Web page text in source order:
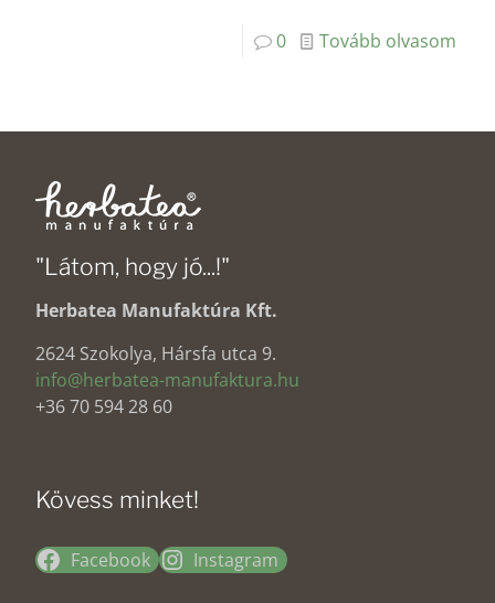
0 Tovább olvasom
"Látom, hogy jó...!"
Herbatea Manufaktúra Kft.
2624 Szokolya, Hársfa utca 9.
info@herbatea-manufaktura.hu
+36 70 594 28 60
Kövess minket!
Facebook Instagram